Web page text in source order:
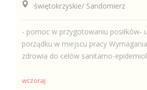
świętokrzyskie/ Sandomierz
- pomoc w przygotowaniu posiłków-
porządku w miejscu pracy
zdrowia do celów sanitarno-
wczoraj